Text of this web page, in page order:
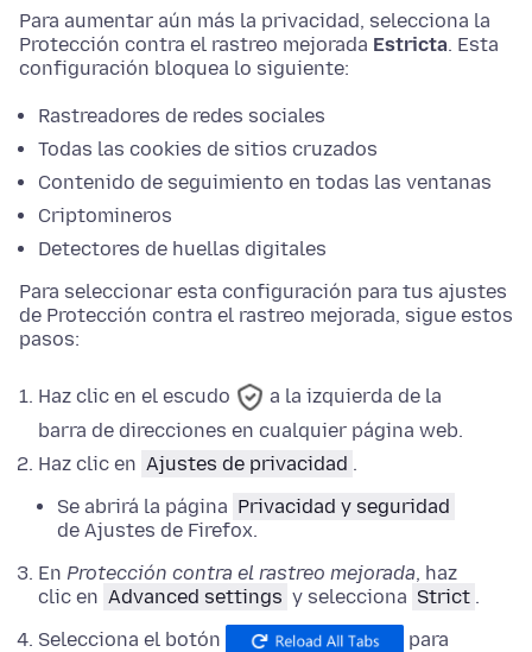
Para aumentar aún más la privacidad, selecciona la
Protección contra el rastreo mejorada Estricta. Esta
configuración bloquea lo siguiente:
Rastreadores de redes sociales
Todas las cookies de sitios cruzados
Contenido de seguimiento en todas las ventanas
Criptomineros
Detectores de huellas digitales
Para seleccionar esta configuración para tus ajustes
de Protección contra el rastreo mejorada, sigue estos
pasos:
Haz clic en el escudo
a la izquierda de la
barra de direcciones en cualquier página web.
Haz clic en Ajustes de privacidad .
Se abrirá la página Privacidad y seguridad
de Ajustes de Firefox.
En Protección contra el rastreo mejorada, haz
clic en Advanced settings y selecciona Strict .
Selecciona el botón
para